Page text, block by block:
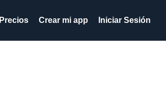
Precios Crear mi app Iniciar Sesión